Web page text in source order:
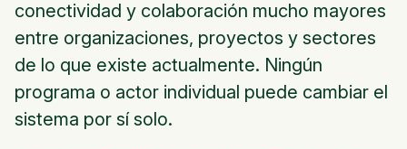
conectividad y colaboración mucho mayores
entre organizaciones, proyectos y sectores
de lo que existe actualmente. Ningún
programa o actor individual puede cambiar el
sistema por sí solo.